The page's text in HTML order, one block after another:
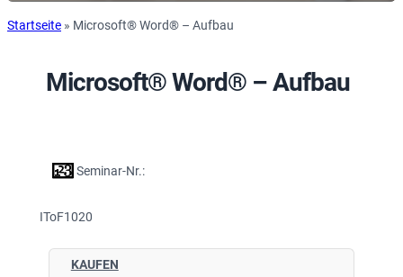
Startseite » Microsoft® Word® – Aufbau
Microsoft® Word® – Aufbau
Seminar-Nr.:
IToF1020
KAUFEN